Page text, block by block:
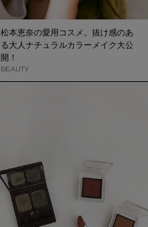
松本恵奈の愛用コスメ。抜け感のあ
る大人ナチュラルカラーメイク大公
開！
BEAUTY